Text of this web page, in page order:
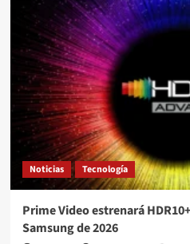
Noticias Tecnología
Prime Video estrenará
Samsung de 2026